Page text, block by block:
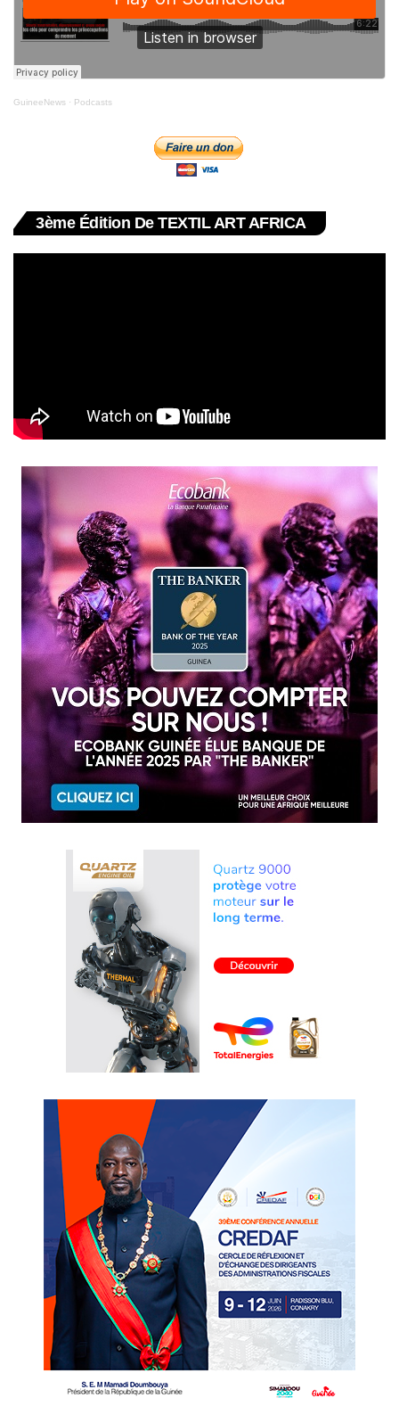
GuineeNews · Podcasts
3ème Édition De TEXTIL ART AFRICA